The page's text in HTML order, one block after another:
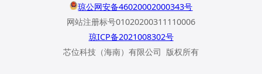
琼公网安备46020002000343号
网站注册标号01020200311110006
琼ICP备2021008302号
芯位科技（海南）有限公司 版权所有